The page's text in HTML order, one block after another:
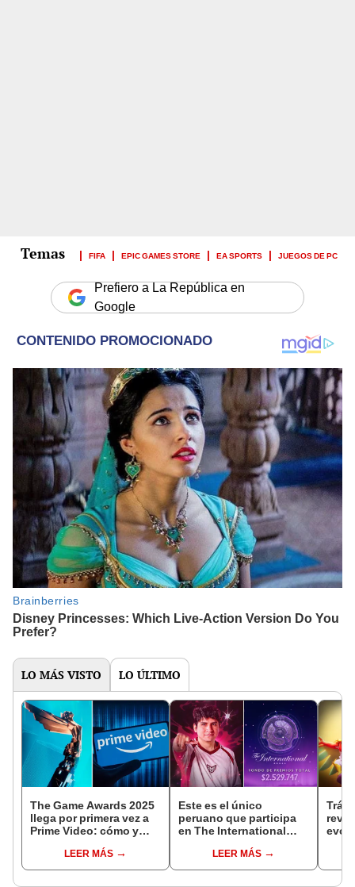
FIFA EPIC GAMES STORE EA SPORTS JUEGOS DE PC
Prefiero a La República en
Google
LO MÁS VISTO LO ÚLTIMO
The Game Awards 2025
llega por primera vez a
Prime Video: cómo y
LEER MÁS
Este es el único
peruano que participa
en The International
equipo Heroic
LEER MÁS